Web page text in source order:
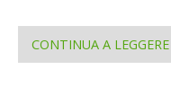
CONTINUA A LEGGERE